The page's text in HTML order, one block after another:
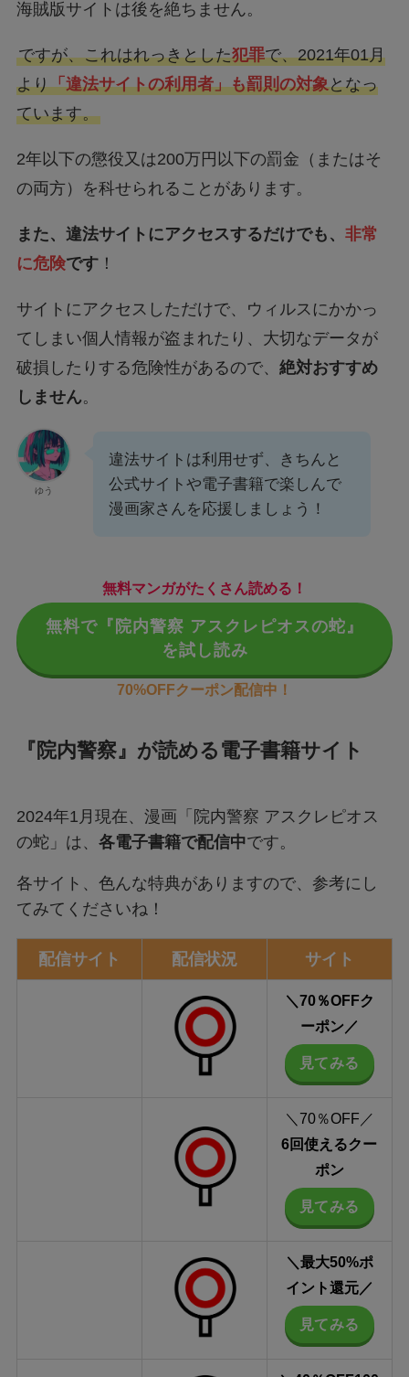
海賊版サイトは後を絶ちません。
ですが、これはれっきとした犯罪で、2021年01月
より「違法サイトの利用者」も罰則の対象となっ
ています。
2年以下の懲役又は200万円以下の罰金（またはそ
の両方）を科せられることがあります。
また、違法サイトにアクセスするだけでも、 非常
に危険です！
サイトにアクセスしただけで、ウィルスにかかっ
てしまい個人情報が盗まれたり、大切なデータが
破損したりする危険性があるので、 絶対おすすめ
しません。
ゆう
違法サイトは利用せず、きちんと
公式サイトや電子書籍で楽しんで
漫画家さんを応援しましょう！
無料マンガがたくさん読める！
無料で『院内警察 アスクレピオスの蛇』
を試し読み
70%OFFクーポン配信中！
『院内警察』が読める電子書籍サイト
2024年1月現在、漫画「院内警察 アスクレピオス
の蛇」は、 各電子書籍で配信中です。
各サイト、色んな特典がありますので、参考にし
てみてくださいね！
配信サイト 配信状況 サイト
＼70％OFFク
ーポン ／
見てみる
＼70％OFF／
6回使えるクー
ポン
見てみる
＼最大50%ポ
イント還元／
見てみる